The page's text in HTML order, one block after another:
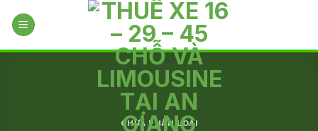
CHƯA PHÂN LOẠI